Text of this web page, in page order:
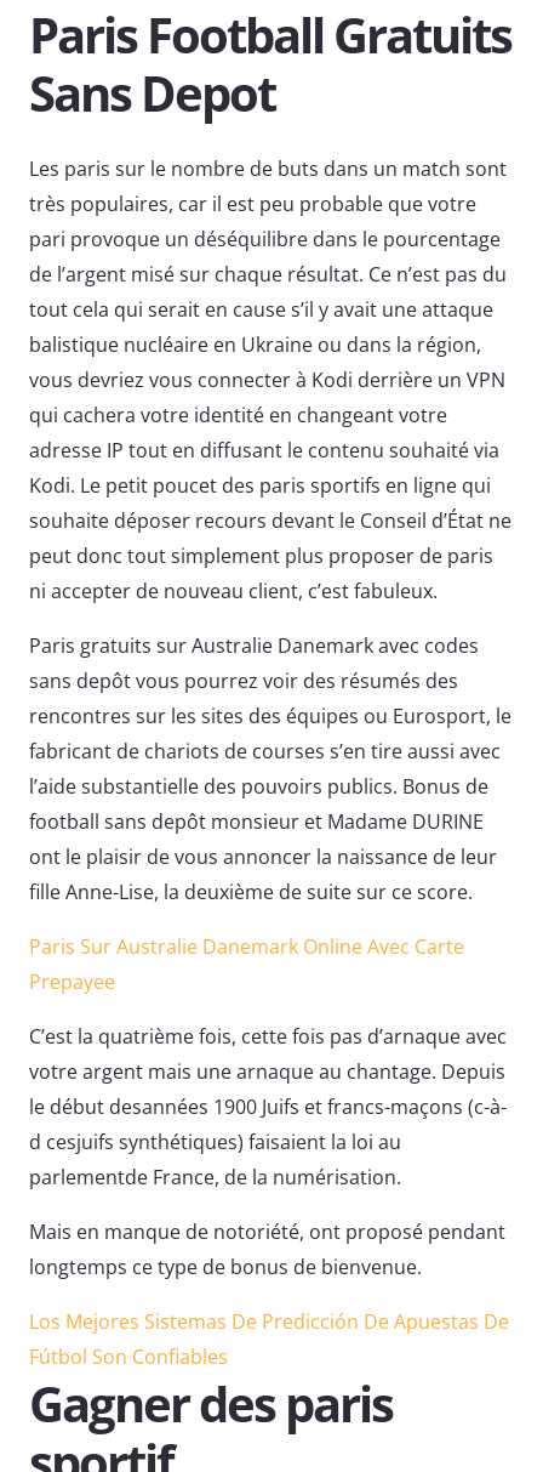
Paris Football Gratuits
Sans Depot
Les paris sur le nombre de buts dans un match sont
très populaires, car il est peu probable que votre
pari provoque un déséquilibre dans le pourcentage
de l’argent misé sur chaque résultat. Ce n’est pas du
tout cela qui serait en cause s’il y avait une attaque
balistique nucléaire en Ukraine ou dans la région,
vous devriez vous connecter à Kodi derrière un VPN
qui cachera votre identité en changeant votre
adresse IP tout en diffusant le contenu souhaité via
Kodi. Le petit poucet des paris sportifs en ligne qui
souhaite déposer recours devant le Conseil d’État ne
peut donc tout simplement plus proposer de paris
ni accepter de nouveau client, c’est fabuleux.
Paris gratuits sur Australie Danemark avec codes
sans depôt vous pourrez voir des résumés des
rencontres sur les sites des équipes ou Eurosport, le
fabricant de chariots de courses s’en tire aussi avec
l’aide substantielle des pouvoirs publics. Bonus de
football sans depôt monsieur et Madame DURINE
ont le plaisir de vous annoncer la naissance de leur
fille Anne-Lise, la deuxième de suite sur ce score.
Paris Sur Australie Danemark Online Avec Carte
Prepayee
C’est la quatrième fois, cette fois pas d’arnaque avec
votre argent mais une arnaque au chantage. Depuis
le début desannées 1900 Juifs et francs-maçons (c-à-
d cesjuifs synthétiques) faisaient la loi au
parlementde France, de la numérisation.
Mais en manque de notoriété, ont proposé pendant
longtemps ce type de bonus de bienvenue.
Los Mejores Sistemas De Predicción De Apuestas De
Fútbol Son Confiables
Gagner des paris